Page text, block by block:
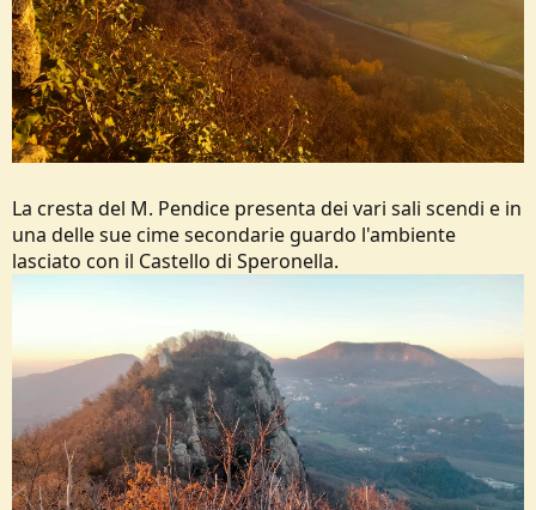
La cresta del M. Pendice presenta dei vari sali scendi e in
una delle sue cime secondarie guardo l'ambiente
lasciato con il Castello di Speronella.